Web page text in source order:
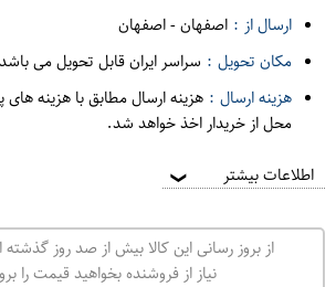
ارسال از : اصفهان-اصفهان
مکان تحویل : سراسر ایران قابل تحویل می باشد
هزینه ارسال : هزینه ارسال مطابق با هزینه
محل از خریدار اخذ خواهد شد.
اطلاعات بیشتر ❯
از بروز رسانی این کالا بیش از صد روز
نیاز از فروشنده بخواهید قیمت را